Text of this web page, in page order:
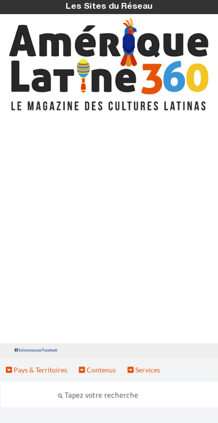
Les Sites du Réseau
Suivez nous sur Facebook
Pays & Territoires Contenus Services